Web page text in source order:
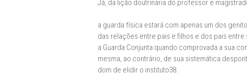
Já, da lição doutrinária do professor e
a guarda física estará com apenas um dos
das relações entre pais e filhos e dos pais
a Guarda Conjunta quando comprovada a sua
mesma, ao contrário, de sua sistemática
dom de elidir o instituto38.